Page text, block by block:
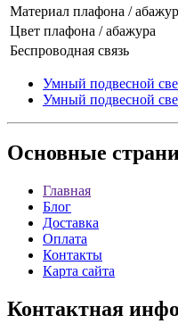
Материал плафона /
Цвет плафона / абажура
Беспроводная связь
Умный подвесной
Умный подвесной
Основные
Главная
Блог
Доставка
Оплата
Контакты
Карта сайта
Контактная